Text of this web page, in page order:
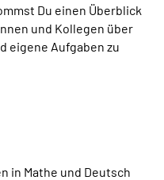
Du einen Überblick
und Kollegen über
eigene Aufgaben zu
in Mathe und Deutsch